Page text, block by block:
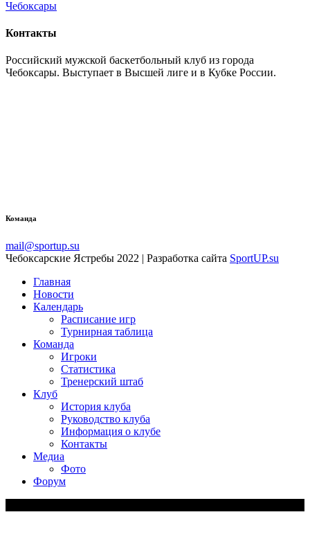
Контакты
Российский мужской баскетбольный клуб из города
Чебоксары. Выступает в Высшей лиге и в Кубке России.
Команда
mail@sportup.su
Чебоксарские Ястребы 2022 | Разработка сайта SportUP.su
Главная
Новости
Календарь
Расписание игр
Турнирная таблица
Команда
Игроки
Статистика
Тренерский штаб
Клуб
История клуба
Руководство клуба
Информация о клубе
Контакты
Медиа
Фото
Форум